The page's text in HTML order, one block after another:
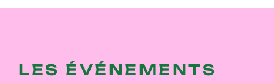
LES ÉVÉNEMENTS